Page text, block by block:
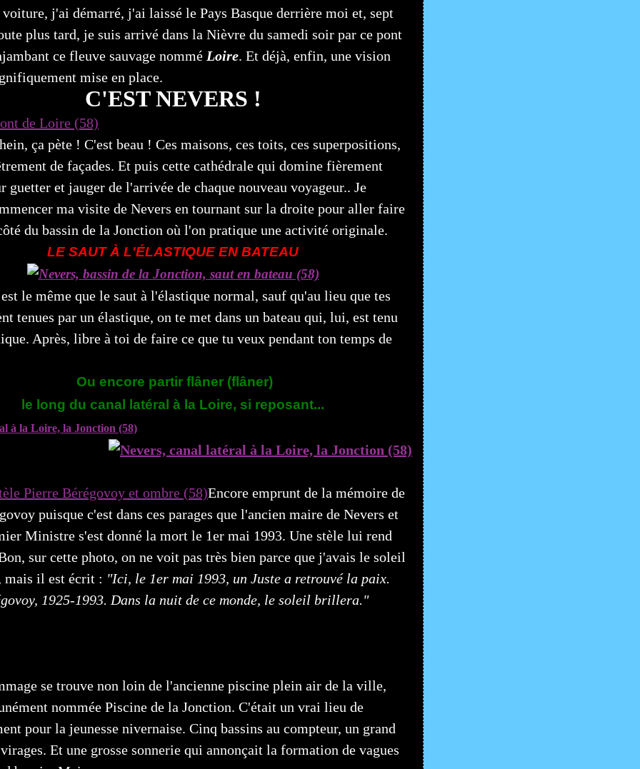
j'ai démarré, j'ai laissé le Pays Basque derrière moi et, sept
plus tard, je suis arrivé dans la Nièvre du samedi soir par ce pont
ce fleuve sauvage nommé Loire. Et déjà, enfin, une vision
mise en place.
C'EST NEVERS !
ça pète ! C'est beau ! Ces maisons, ces toits, ces superpositions,
de façades. Et puis cette cathédrale qui domine fièrement
guetter et jauger de l'arrivée de chaque nouveau voyageur.. Je
ma visite de Nevers en tournant sur la droite pour aller faire
du bassin de la Jonction où l'on pratique une activité originale.
LE SAUT À L'ÉLASTIQUE EN BATEAU
le même que le saut à l'élastique normal, sauf qu'au lieu que tes
tenues par un élastique, on te met dans un bateau qui, lui, est tenu
Après, libre à toi de faire ce que tu veux pendant ton temps de
Ou encore partir flâner (flâner)
le long du canal latéral à la Loire, si reposant...
Encore emprunt de la mémoire de
puisque c'est dans ces parages que l'ancien maire de Nevers et
Ministre s'est donné la mort le 1er mai 1993. Une stèle lui rend
sur cette photo, on ne voit pas très bien parce que j'avais le soleil
mais il est écrit : "Ici, le 1er mai 1993, un Juste a retrouvé la paix.
1925-1993. Dans la nuit de ce monde, le soleil brillera."
se trouve non loin de l'ancienne piscine plein air de la ville,
nommée Piscine de la Jonction. C'était un vrai lieu de
pour la jeunesse nivernaise. Cinq bassins au compteur, un grand
Et une grosse sonnerie qui annonçait la formation de vagues